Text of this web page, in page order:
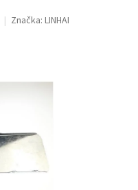
Značka: LINHAI